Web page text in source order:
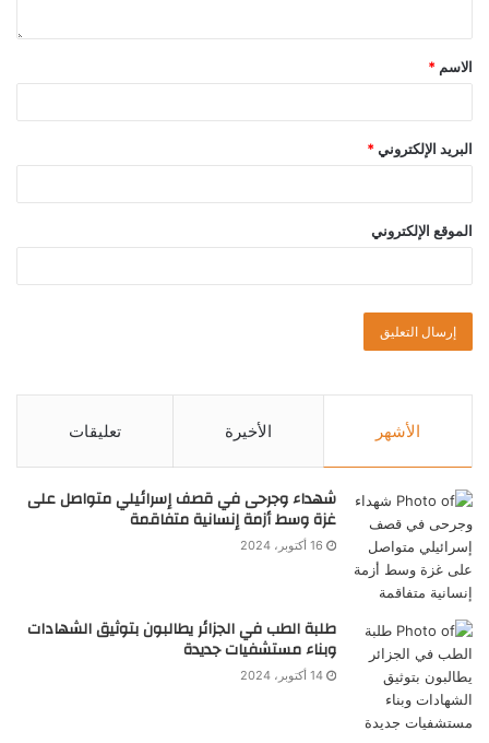
الاسم *
البريد الإلكتروني *
الموقع الإلكتروني
الأشهر الأخيرة تعليقات
شهداء وجرحى في قصف إسرائيلي متواصل على
غزة وسط أزمة إنسانية متفاقمة
16 أكتوبر، 2024
طلبة الطب في الجزائر يطالبون بتوثيق الشهادات
وبناء مستشفيات جديدة
14 أكتوبر، 2024